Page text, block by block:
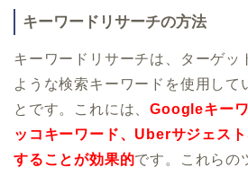
キーワードリサーチの方法
キーワードリサーチは、ターゲッ
ような検索キーワードを使用して
とです。これには、Googleキー
ッコキーワード、Uberサジェス
することが効果的です。これらの